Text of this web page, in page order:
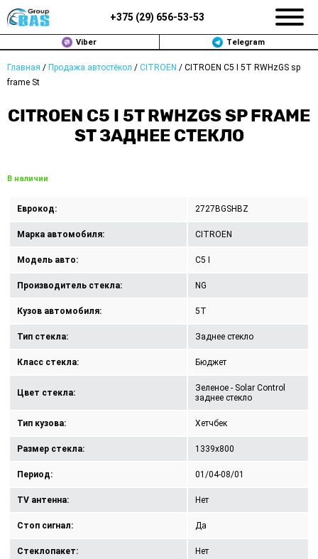
+375 (29) 656-53-53
Viber Telegram
Главная / Продажа автостёкол / CITROEN / CITROEN C5 I 5T RWHzGS sp
frame St
CITROEN C5 I 5T RWHZGS SP FRAME
ST ЗАДНЕЕ СТЕКЛО
В наличии
Еврокод: 2727BGSHBZ
Марка автомобиля: CITROEN
Модель авто: C5 I
Производитель стекла: NG
Кузов автомобиля: 5T
Тип стекла: Заднее стекло
Класс стекла: Бюджет
Цвет стекла:
Зеленое - Solar Control
заднее стекло
Тип кузова: Хетчбек
Размер стекла: 1339x800
Период: 01/04-08/01
TV антенна: Нет
Стоп сигнал: Да
Стеклопакет: Нет
ЗАМЕНА АВТОСТЕКОЛ В МИНСКЕ
ПРОДАЖА АВТОСТЁКОЛ
ДОП. УСЛУГИ
ВОПРОС-ОТВЕТ
КОНТАКТЫ